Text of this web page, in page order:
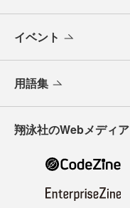
イベント
用語集
翔泳社のWebメディア